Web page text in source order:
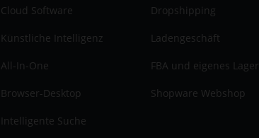
Cloud Software
Künstliche Intelligenz
All-In-One
Browser-Desktop
Intelligente Suche
Dropshipping
Ladengeschäft
FBA und eigenes Lager
Shopware Webshop